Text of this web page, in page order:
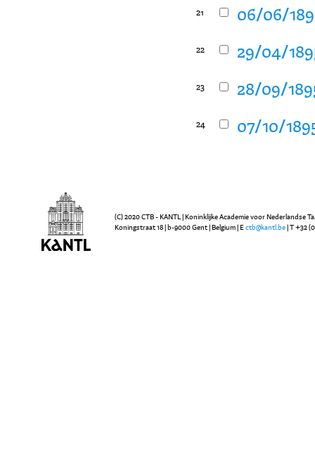
21 06/06/
22 29/04/
23 28/09/
24 07/10/
(C) 2020 CTB - KANTL | Koninklijke Academie voor Nederlandse
Koningstraat 18 | b-9000 Gent | Belgium | E ctb@kantl.be | T +32